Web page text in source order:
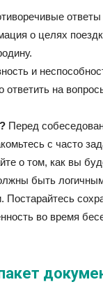
о целях
и
ответить на
Перед
с часто
о том, как вы
быть
Постарайтесь
во время